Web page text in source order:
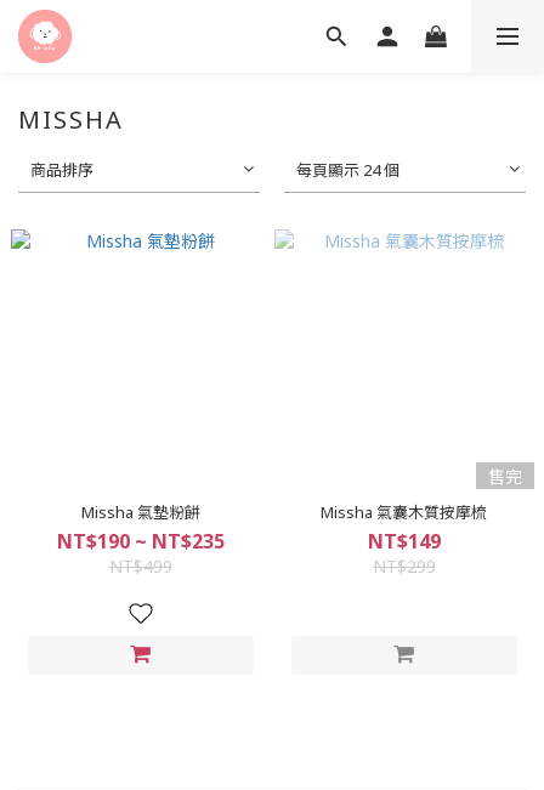
MISSHA
商品排序 每頁顯示 24 個
Missha 氣墊粉餅
NT$190 ~ NT$235
NT$499
售完
Missha 氣囊木質按摩梳
NT$149
NT$299